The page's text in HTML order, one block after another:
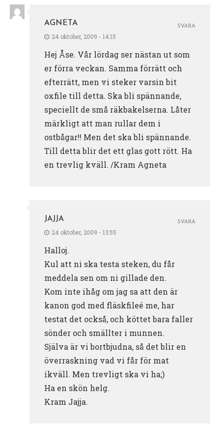
AGNETA
24 oktober, 2009 - 14:15
Hej Åse. Vår lördag ser nästan ut som
er förra veckan. Samma förrätt och
efterrätt, men vi steker varsin bit
oxfile till detta. Ska bli spännande,
speciellt de små räkbakelserna. Låter
märkligt att man rullar dem i
ostbågar!! Men det ska bli spännande.
Till detta blir det ett glas gott rött. Ha
en trevlig kväll. /Kram Agneta
SVARA
JAJJA
24 oktober, 2009 - 13:55
Halloj.
Kul att ni ska testa steken, du får
meddela sen om ni gillade den.
Kom inte ihåg om jag sa att den är
kanon god med fläskfileé me, har
testat det också, och köttet bara faller
sönder och smällter i munnen.
Själva är vi bortbjudna, så det blir en
överraskning vad vi får för mat
ikväll. Men trevligt ska vi ha;)
Ha en skön helg.
Kram Jajja.
SVARA